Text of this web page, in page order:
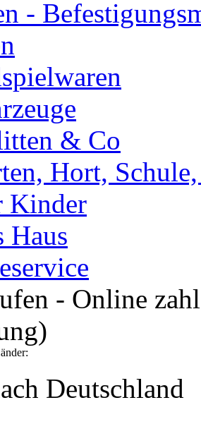
-
& Co
Hort,
Kinder
Haus
- Online
Deutschland